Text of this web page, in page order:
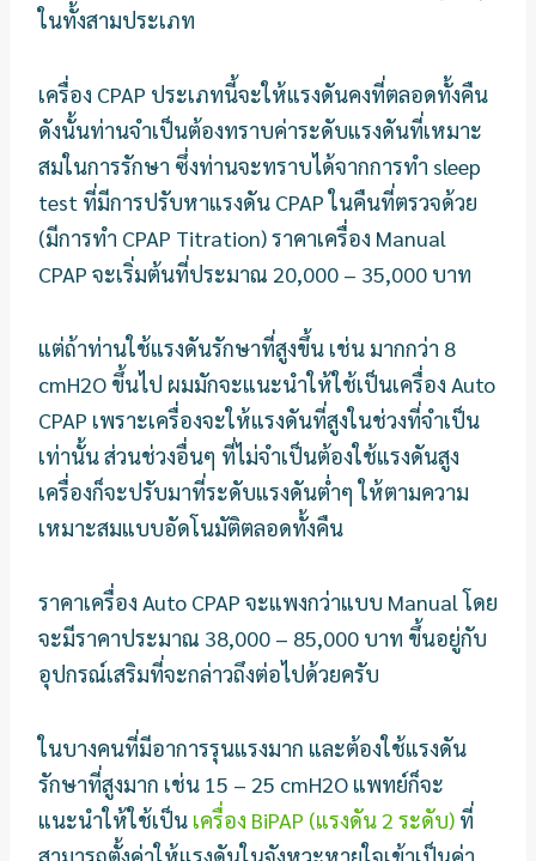
ในทั้งสามประเภท
เครื่อง CPAP ประเภทนี้จะให้แรงดันคงที่ตลอดทั้งคืน
ดังนั้นท่านจำเป็นต้องทราบค่าระดับแรงดันที่เหมาะ
สมในการรักษา ซึ่งท่านจะทราบได้จากการทำ sleep
test ที่มีการปรับหาแรงดัน CPAP ในคืนที่ตรวจด้วย
(มีการทำ CPAP Titration) ราคาเครื่อง Manual
CPAP จะเริ่มต้นที่ประมาณ 20,000 – 35,000 บาท
แต่ถ้าท่านใช้แรงดันรักษาที่สูงขึ้น เช่น มากกว่า 8
cmH2O ขึ้นไป ผมมักจะแนะนำให้ใช้เป็นเครื่อง Auto
CPAP เพราะเครื่องจะให้แรงดันที่สูงในช่วงที่จำเป็น
เท่านั้น ส่วนช่วงอื่นๆ ที่ไม่จำเป็นต้องใช้แรงดันสูง
เครื่องก็จะปรับมาที่ระดับแรงดันต่ำๆ ให้ตามความ
เหมาะสมแบบอัดโนมัติตลอดทั้งคืน
ราคาเครื่อง Auto CPAP จะแพงกว่าแบบ Manual โดย
จะมีราคาประมาณ 38,000 – 85,000 บาท ขึ้นอยู่กับ
อุปกรณ์เสริมที่จะกล่าวถึงต่อไปด้วยครับ
ในบางคนที่มีอาการรุนแรงมาก และต้องใช้แรงดัน
รักษาที่สูงมาก เช่น 15 – 25 cmH2O แพทย์ก็จะ
แนะนำให้ใช้เป็น เครื่อง BiPAP (แรงดัน 2 ระดับ) ที่